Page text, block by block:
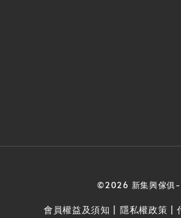
©2026 新集興傢俱-
會員權益及須知 隱私權政策 |